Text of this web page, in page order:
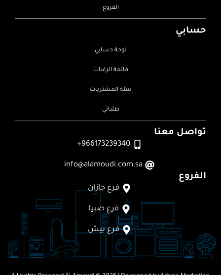
الفروع
حسابي
لوحة حسابي
قائمة الرغبات
سلة المشتريات
طلباتي
تواصل معنا
966173239340+
info@alamoudi.com.sa
الفروع
فرع جازان
فرع صبيا
فرع بيش